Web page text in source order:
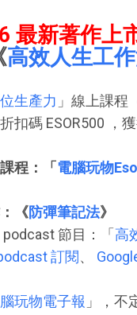
最新著作上
高效人生工
生產力 」線上課程
扣碼 ESOR500 ，
程：「電腦玩物
《防彈筆記法》
節目：
「高
訂閱、
玩物電子報 」，不